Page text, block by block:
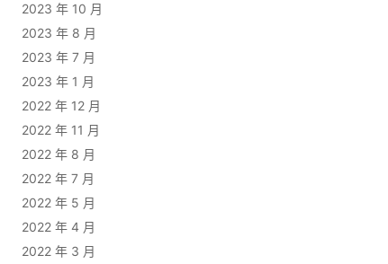
2023 年 10 月
2023 年 8 月
2023 年 7 月
2023 年 1 月
2022 年 12 月
2022 年 11 月
2022 年 8 月
2022 年 7 月
2022 年 5 月
2022 年 4 月
2022 年 3 月